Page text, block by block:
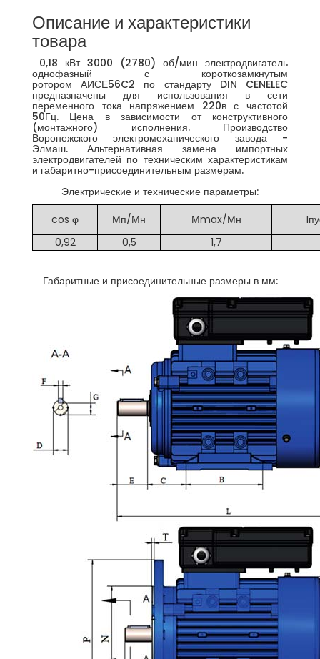
Описание и характеристики
товара
0,18 кВт 3000 (2780) об/мин электродвигатель
однофазный с короткозамкнутым
ротором АИСЕ56C2 по стандарту DIN CENELEC
предназначены для использования в сети
переменного тока напряжением 220в с частотой
50Гц. Цена в зависимости от конструктивного
(монтажного) исполнения. Производство
Воронежского электромеханического завода -
Элмаш. Альтернативная замена импортных
электродвигателей по техническим характеристикам
и габаритно-присоединительным размерам.
Электрические и технические параметры:
cos φ
Мп/Мн Мmax/Мн
0,92
0,5 1,7
Габаритные и присоединительные размеры в мм: